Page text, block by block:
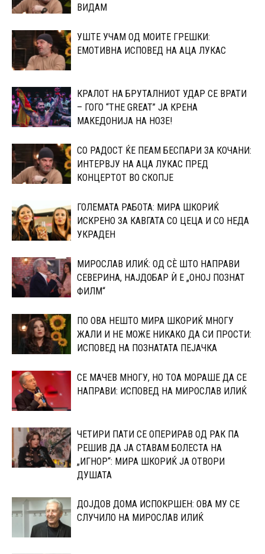
ВИДАМ
УШТЕ УЧАМ ОД МОИТЕ ГРЕШКИ:
ЕМОТИВНА ИСПОВЕД НА АЦА ЛУКАС
КРАЛОТ НА БРУТАЛНИОТ УДАР СЕ ВРАТИ
– ГОГО “THE GREAT” ЈА КРЕНА
МАКЕДОНИЈА НА НОЗЕ!
СО РАДОСТ ЌЕ ПЕАМ БЕСПАРИ ЗА КОЧАНИ:
ИНТЕРВЈУ НА АЦА ЛУКАС ПРЕД
КОНЦЕРТОТ ВО СКОПЈЕ
ГОЛЕМАТА РАБОТА: МИРА ШКОРИЌ
ИСКРЕНО ЗА КАВГАТА СО ЦЕЦА И СО НЕДА
УКРАДЕН
МИРОСЛАВ ИЛИЌ: ОД СÈ ШТО НАПРАВИ
СЕВЕРИНА, НАЈДОБАР Ѝ Е „ОНОЈ ПОЗНАТ
ФИЛМ“
ПО ОВА НЕШТО МИРА ШКОРИЌ МНОГУ
ЖАЛИ И НЕ МОЖЕ НИКАКО ДА СИ ПРОСТИ:
ИСПОВЕД НА ПОЗНАТАТА ПЕЈАЧКА
СЕ МАЧЕВ МНОГУ, НО ТОА МОРАШЕ ДА СЕ
НАПРАВИ: ИСПОВЕД НА МИРОСЛАВ ИЛИЌ
ЧЕТИРИ ПАТИ СЕ ОПЕРИРАВ ОД РАК ПА
РЕШИВ ДА ЈА СТАВАМ БОЛЕСТА НА
„ИГНОР“: МИРА ШКОРИЌ ЈА ОТВОРИ
ДУШАТА
ДОЈДОВ ДОМА ИСПОКРШЕН: ОВА МУ СЕ
СЛУЧИЛО НА МИРОСЛАВ ИЛИЌ